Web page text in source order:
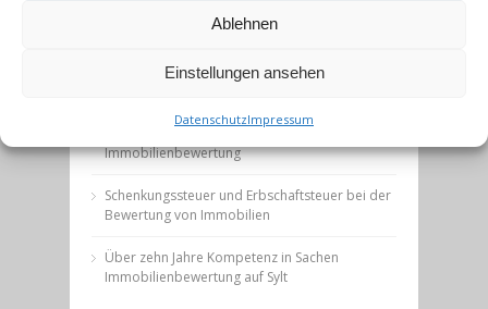
Ablehnen
Einstellungen ansehen
DatenschutzImpressum
Erbschaftsteuer – Das Finanzamt muss
Update Hintergründe über die Anlässe für eine
Immobilienbewertung
Schenkungssteuer und Erbschaftsteuer bei der
Bewertung von Immobilien
Über zehn Jahre Kompetenz in Sachen
Immobilienbewertung auf Sylt